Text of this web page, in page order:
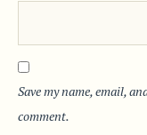
Save my name, email,
comment.